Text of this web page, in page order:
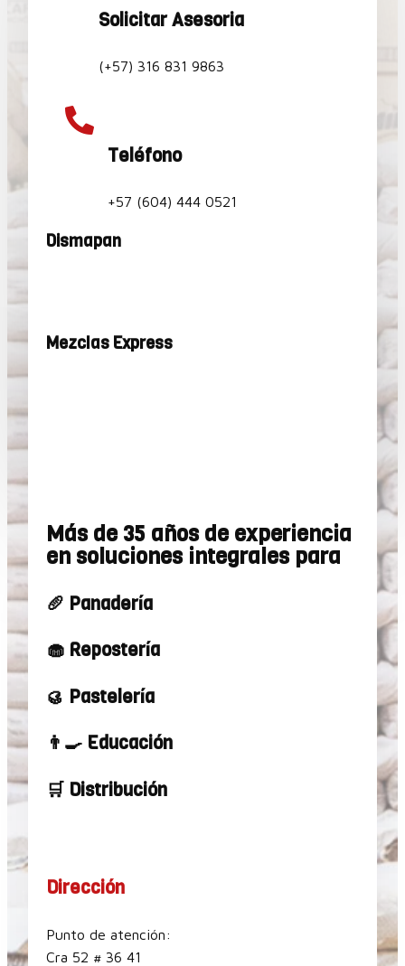
Solicitar Asesoria
(+57) 316 831 9863

Teléfono
+57 (604) 444 0521
Dismapan
Mezclas Express
Más de 35 años de experiencia
en soluciones integrales para
🥖 Panadería
🧁 Repostería
🥮 Pastelería
👨‍🍳 Educación
🛒 Distribución
Dirección
Punto de atención:
Cra 52 # 36 41